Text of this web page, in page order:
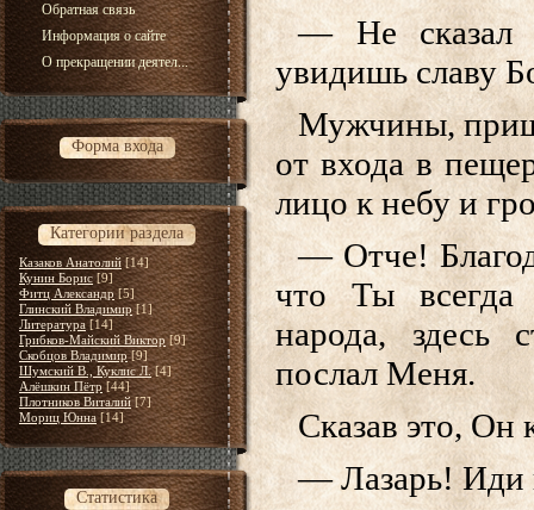
Обратная связь
Информация о сайте
О прекращении деятел...
Форма входа
Категории раздела
Казаков Анатолий [14]
Кунин Борис [9]
Фитц Александр [5]
Глинский Владимир [1]
Литература [14]
Грибков-Майский Виктор [9]
Скобцов Владимир [9]
Шумский В., Куклис Л. [4]
Алёшкин Пётр [44]
Плотников Виталий [7]
Мориц Юнна [14]
Статистика
— Не сказал
увидишь славу
Мужчины,
от входа в
лицо к небу и
— Отче!
что Ты
народа, здесь
послал Меня.
Сказав это, Он
— Лазарь! Иди